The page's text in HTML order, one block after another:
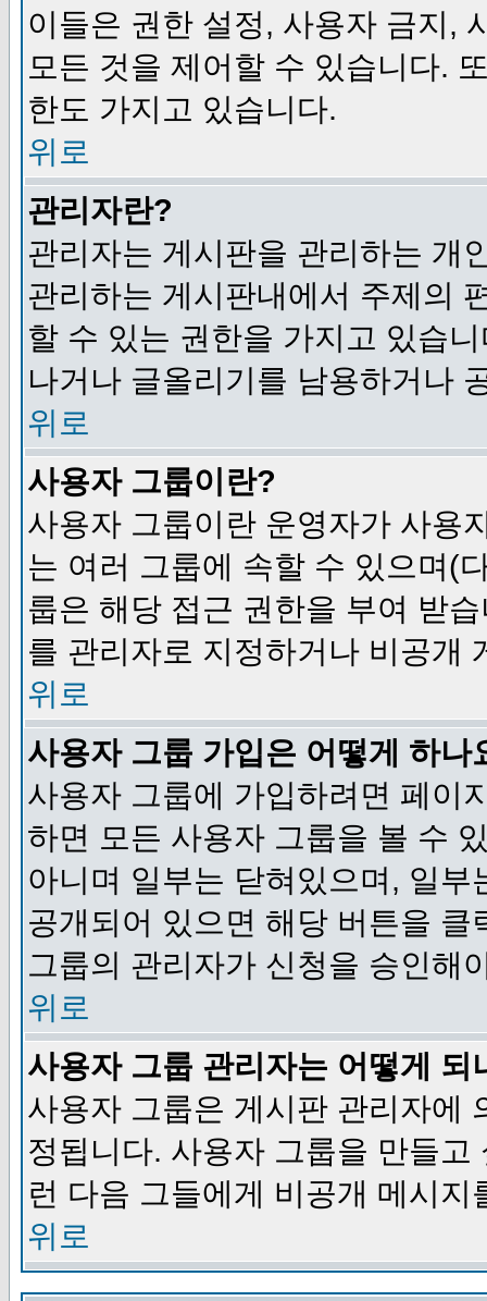
이들은 권한 설정, 사용자 금지,
모든 것을 제어할 수 있습니다.
한도 가지고 있습니다.
위로
관리자란?
관리자는 게시판을 관리하는 개
관리하는 게시판내에서 주제의
할 수 있는 권한을 가지고 있습
나거나 글올리기를 남용하거나
위로
사용자 그룹이란?
사용자 그룹이란 운영자가 사용
는 여러 그룹에 속할 수 있으며(
룹은 해당 접근 권한을 부여 받
를 관리자로 지정하거나 비공개
위로
사용자 그룹 가입은 어떻게 하나
사용자 그룹에 가입하려면 페이
하면 모든 사용자 그룹을 볼 수
아니며 일부는 닫혀있으며, 일
공개되어 있으면 해당 버튼을
그룹의 관리자가 신청을 승인해
위로
사용자 그룹 관리자는 어떻게 되
사용자 그룹은 게시판 관리자에
정됩니다. 사용자 그룹을 만들
런 다음 그들에게 비공개 메시지
위로